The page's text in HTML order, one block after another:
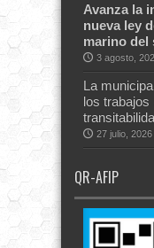
Avanza la
nueva ley
marino del
3 agosto,
La
los trabajos
27 julio, 2026
QR-AFIP